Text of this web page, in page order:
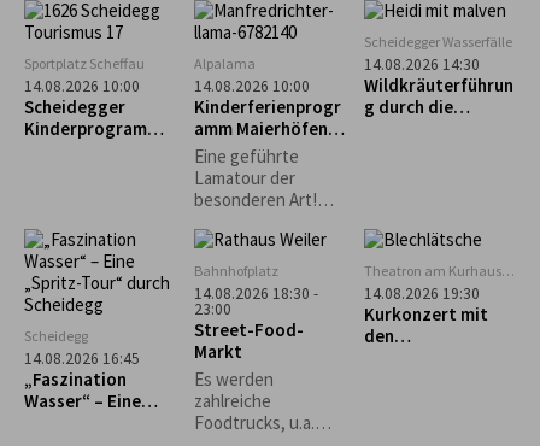
Gemeinsam
schauen wir in den
Nachthimmel und
entdecken die
Schönheiten des
Nachthimmels.
Sportplatz Scheffau
14.08.2026 10:00
Scheidegger
Kinderprogramm:
Alpalama
14.08.2026 10:00
Kinderferienprogr
amm Maierhöfen:
Alpalama Familien-
Erlebniszeit
Eine geführte
Lamatour der
besonderen Art!
Familien Pro Familie
60 €.
Scheidegger Wasserfälle
14.08.2026 14:30
Wildkräuterführun
g durch die
Scheidegg
14.08.2026 16:45
„Faszination
Wasser“ – Eine
Bahnhofplatz
14.08.2026 18:30 -
23:00
Street-Food-
Markt
Es werden
zahlreiche
Foodtrucks, u.a.
Theatron am Kurhaus
Scheidegg
14.08.2026 19:30
Kurkonzert mit
den